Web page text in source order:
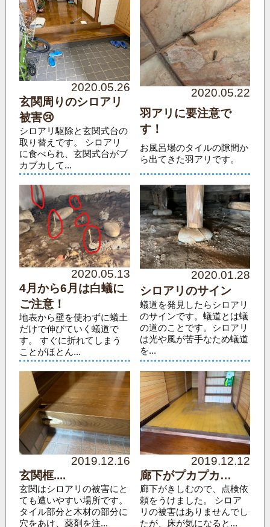
2020.05.26
玄関周りのシロアリ
被害😢
シロアリ駆除と玄関式台の
取り替えです。 シロアリ
に食べられ、玄関式台がブ
カブカして...
2020.05.22
羽アリに要注意で
す！
お風呂場のタイルの隙間か
ら出てきた羽アリです。
2020.05.13
4月から6月は白蟻に
ご注意！
地表から壁を使わずに蟻土
だけで伸びていく蟻道で
す。 すぐに折れてしまう
ことがほとん...
2020.01.28
シロアリのサイン
蟻道を発見したらシロアリ
のサインです。蟻道とは蟻
の道のことです。シロアリ
は光や風が苦手なため蟻道
を...
2019.12.16
玄関框....
玄関はシロアリの被害にと
ても遭いやすい場所です。
タイル部分と木材の部分に
穴をあけ、薬剤を注...
2019.12.12
廊下がプカプカ…
廊下がきしむので、点検依
頼をうけました。 シロア
リの被害はありませんでし
たが、床が気になると...